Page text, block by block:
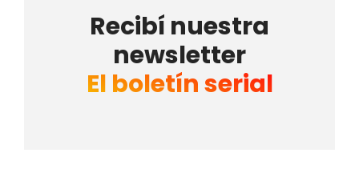
Recibí nuestra
newsletter
El boletín serial